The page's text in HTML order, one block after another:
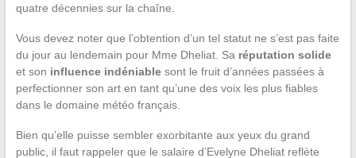
quatre décennies sur la chaîne.
Vous devez noter que l’obtention d’un tel statut ne s’est pas faite
du jour au lendemain pour Mme Dheliat. Sa réputation solide
et son influence indéniablesont le fruit d’années passées à
perfectionner son art en tant qu’une des voix les plus fiables
dans le domaine météo français.
Bien qu’elle puisse sembler exorbitante aux yeux du grand
public, il faut rappeler que le salaire d’Evelyne Dheliat reflète